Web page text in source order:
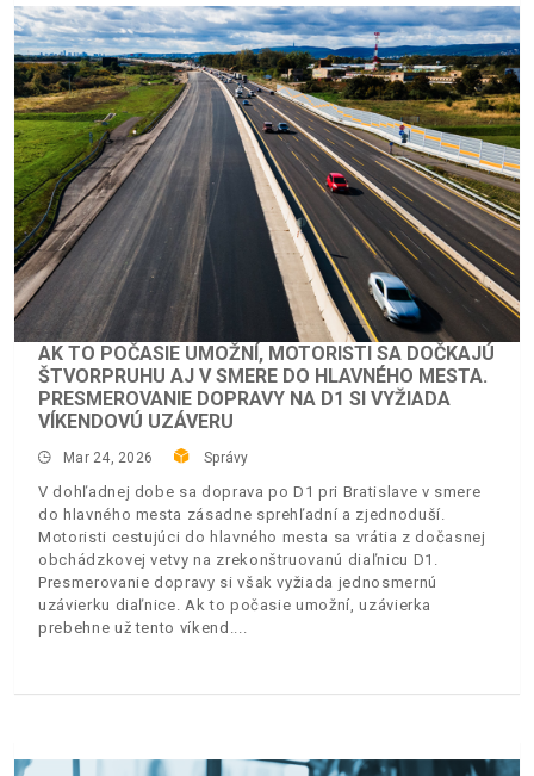
AK TO POČASIE UMOŽNÍ, MOTORISTI SA DOČKAJÚ
ŠTVORPRUHU AJ V SMERE DO HLAVNÉHO MESTA.
PRESMEROVANIE DOPRAVY NA D1 SI VYŽIADA
VÍKENDOVÚ UZÁVERU
Mar 24, 2026 Správy
V dohľadnej dobe sa doprava po D1 pri Bratislave v smere
do hlavného mesta zásadne sprehľadní a zjednoduší.
Motoristi cestujúci do hlavného mesta sa vrátia z dočasnej
obchádzkovej vetvy na zrekonštruovanú diaľnicu D1.
Presmerovanie dopravy si však vyžiada jednosmernú
uzávierku diaľnice. Ak to počasie umožní, uzávierka
prebehne už tento víkend.